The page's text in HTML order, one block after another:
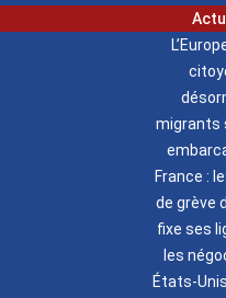
migrants
France :
de grève
fixe ses
les
États-Unis